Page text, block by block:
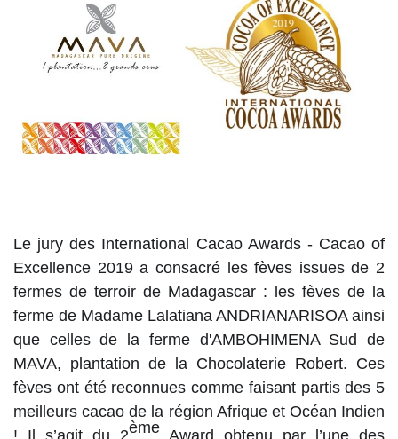
Le jury des International Cacao Awards - Cacao of
Excellence 2019 a consacré les fèves issues de 2
fermes de terroir de Madagascar : les fèves de la
ferme de Madame Lalatiana ANDRIANARISOA ainsi
que celles de la ferme d'AMBOHIMENA Sud de
MAVA, plantation de la Chocolaterie Robert. Ces
fèves ont été reconnues comme faisant partis des 5
meilleurs cacao de la région Afrique et Océan Indien
! Il s’agit du 2ème Award obtenu par l’une des